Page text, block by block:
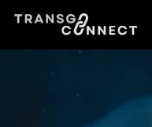
Lewati